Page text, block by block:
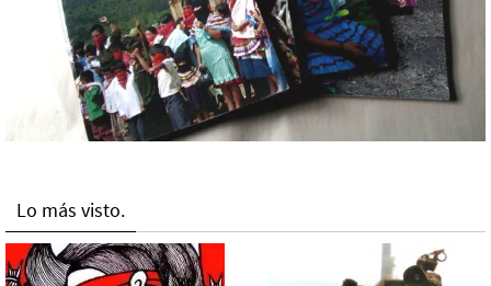
Lo más visto.